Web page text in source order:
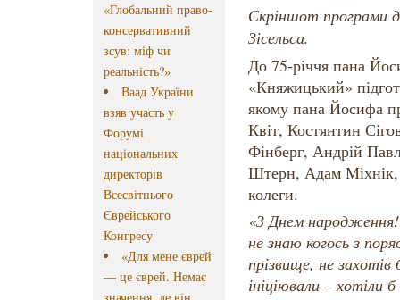
«Глобальний право-
консервативний
зсув: міф чи
реальність?»
Ваад України
взяв участь у
Форумі
національних
директорів
Всесвітнього
Єврейського
Конгресу
«Для мене єврей
— це єврей. Немає
Скріншот програми
Зісельса.
До 75-річчя пана
«Княжицький»
якому пана Йосифа
Квіт, Костянтин
Фінберг, Андрій
Штерн, Адам Міхнік,
колеги.
«З Днем
не знаю когось з
прізвище, не
ініціювали – хотіли